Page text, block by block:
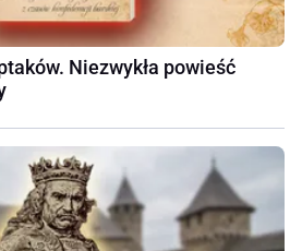
Niezwykła powieść